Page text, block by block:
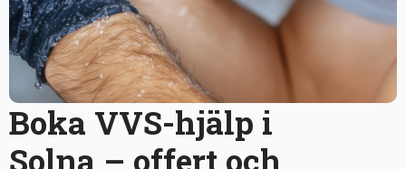
Boka VVS-hjälp i
Solna – offert och